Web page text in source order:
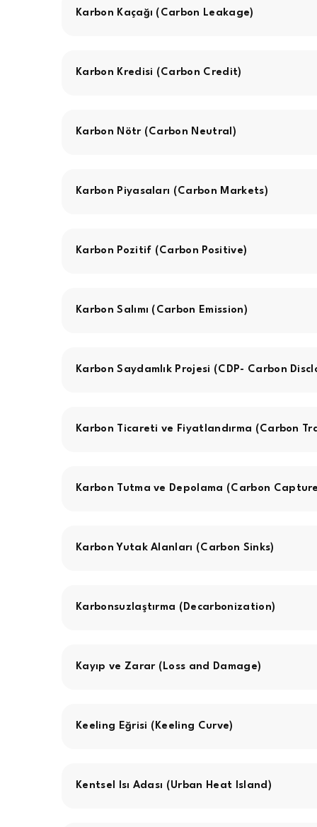
Karbon Kaçağı (Carbon Leakage)
Karbon Kredisi (Carbon Credit)
Karbon Nötr (Carbon Neutral)
Karbon Piyasaları (Carbon Markets)
Karbon Pozitif (Carbon Positive)
Karbon Salımı (Carbon Emission)
Karbon Saydamlık Projesi (CDP- Carbon
Karbon Ticareti ve Fiyatlandırma (Carbon
Karbon Tutma ve Depolama (Carbon
Karbon Yutak Alanları (Carbon Sinks)
Karbonsuzlaştırma (Decarbonization)
Kayıp ve Zarar (Loss and Damage)
Keeling Eğrisi (Keeling Curve)
Kentsel Isı Adası (Urban Heat Island)